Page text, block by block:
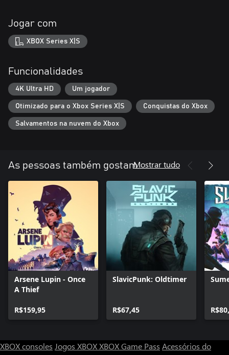
Alterne entre três personagens únicos e utilize as habilidades
especiais de cada um para acessar novas áreas, superar vários
desafios e enigmas, e enganar seus inimigos.
Observe o comportamento dos guardas, use as pistas dos
obstáculos. Explore os ambientes com cuidado, use cobertura e
furtividade, e empregue táticas de distração para evitar sua
detecção.
Mundo Vibrante
Jogar com
XBOX Series X|S
Funcionalidades
4K Ultra HD Um jogador
Otimizado para o Xbox Series X|S Conquistas do Xbox
Salvamentos na nuvem do Xbox
As pessoas também gostamMostrar tudo
Arsene Lupin - Once
A Thief
R$159,95
SlavicPunk: Oldtimer
R$67,45
XBOX consoles Jogos XBOXXBOX Game Pass Acessórios do